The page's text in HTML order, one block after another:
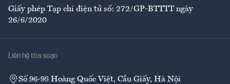
Giấy phép Tạp chí điện tử số: 272/GP-BTTTT ngày
26/6/2020
Liên hệ tòa soạn
Số 96-98 Hoàng Quốc Việt, Cầu Giấy, Hà Nội